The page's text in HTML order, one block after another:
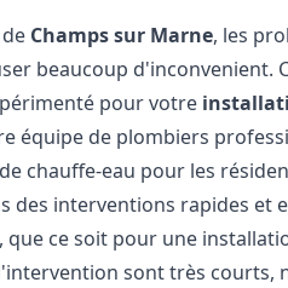
Champs sur Marne, les
beaucoup d'inconvenient.
pour votre
équipe de plombiers
chauffe-eau pour les
des interventions rapides et
que ce soit pour une
sont très courts,